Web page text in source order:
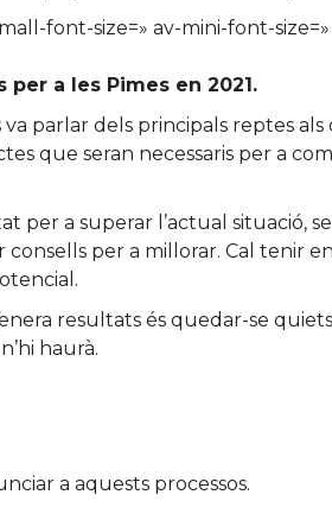
font-size=» av-mini-font-
per a les Pimes en 2021.
parlar dels principals reptes als
que seran necessaris per a
per a superar l’actual situació,
per a millorar. Cal tenir
resultats és quedar-se
haurà.
a aquests processos.